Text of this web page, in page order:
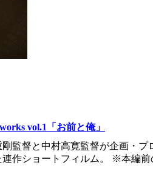
vol.1「お前と俺」
剛監督と中村高寛監督が企画・プ
連作ショートフィルム。 ※本編